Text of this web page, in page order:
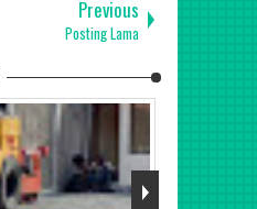
Previous
Posting Lama